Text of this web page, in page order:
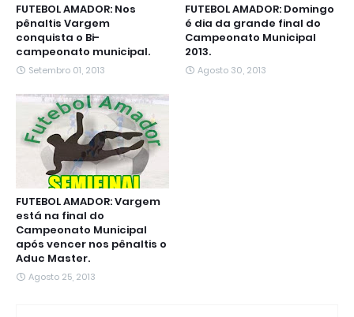
FUTEBOL AMADOR: Nos
pênaltis Vargem
conquista o Bi-
campeonato municipal.
Setembro 01, 2013
FUTEBOL AMADOR: Domingo
é dia da grande final do
Campeonato Municipal
2013.
Agosto 30, 2013
FUTEBOL AMADOR: Vargem
está na final do
Campeonato Municipal
após vencer nos pênaltis o
Aduc Master.
Agosto 25, 2013